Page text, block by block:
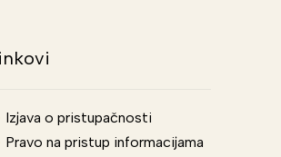
Izjava o pristupačnosti
Pravo na pristup informacijama